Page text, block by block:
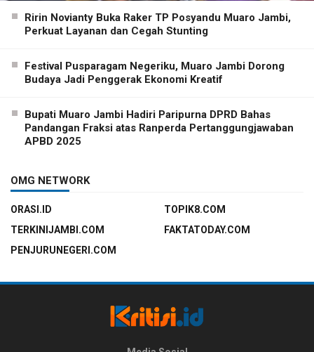
Ririn Novianty Buka Raker TP Posyandu Muaro Jambi,
Perkuat Layanan dan Cegah Stunting
Festival Pusparagam Negeriku, Muaro Jambi Dorong
Budaya Jadi Penggerak Ekonomi Kreatif
Bupati Muaro Jambi Hadiri Paripurna DPRD Bahas
Pandangan Fraksi atas Ranperda Pertanggungjawaban
APBD 2025
OMG NETWORK
ORASI.ID
TOPIK8.COM
TERKINIJAMBI.COM
FAKTATODAY.COM
PENJURUNEGERI.COM